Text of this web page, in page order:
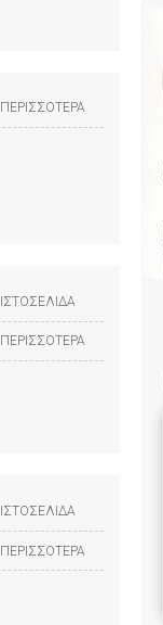
ΠΕΡΙΣΣΟΤΕΡΑ
ΙΣΤΟΣΕΛΙΔΑ
ΠΕΡΙΣΣΟΤΕΡΑ
ΙΣΤΟΣΕΛΙΔΑ
ΠΕΡΙΣΣΟΤΕΡΑ